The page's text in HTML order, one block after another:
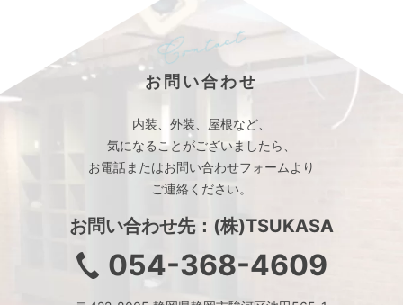
お問い合わせ
内装、外装、屋根など、
気になることがございましたら、
お電話またはお問い合わせフォームより
ご連絡ください。
お問い合わせ先：(株)TSUKASA
054-368-4609